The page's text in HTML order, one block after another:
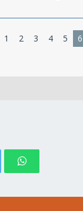
1 2 3 4 5 6